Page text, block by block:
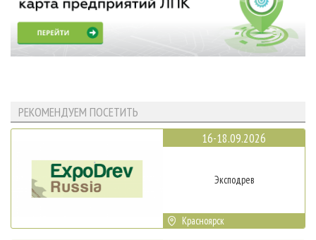
РЕКОМЕНДУЕМ ПОСЕТИТЬ
16-18.09.2026
Эксподрев
Красноярск